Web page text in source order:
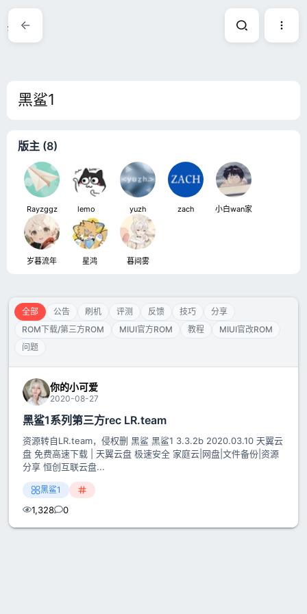
黑鲨1
黑鲨1
版主 (8)
Rayzggz lemoㅤ yuzh zach 小白wan家
岁暮流年 星鸿 暮间雾
全部 公告 刷机 评测 反馈 技巧
分享
ROM下载/第三方ROM
MIUI官方ROM 教程
MIUI官改ROM
问题
你的小可爱
2020-08-27
黑鲨1系列第三方rec LR.team
资源转自LR.team，侵权删 黑鲨 黑鲨1 3.3.2b 2020.03.10 天翼云
盘 免费高速下载 | 天翼云盘 极速安全 家庭云|网盘|文件备份|资源
分享 恒创互联云盘...
黑鲨1
1,328 0